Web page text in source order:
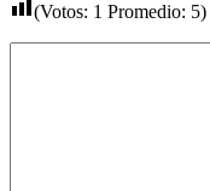
(Votos: 1 Promedio: 5)